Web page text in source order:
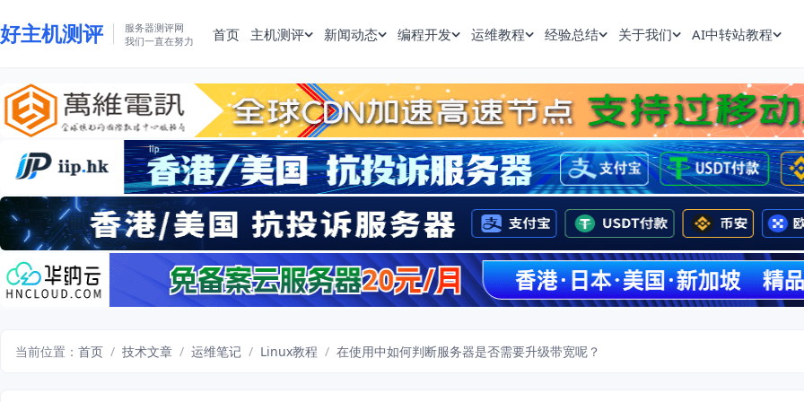
好主机测评
服务器测评网
我们一直在努力
首页 主机测评 新闻动态 编程开发 运维教程 经验总结 关于我们 AI中转站教程
当前位置： 首页 / 技术文章 / 运维笔记 / Linux教程 / 在使用中如何判断服务器是否需要升级带宽呢？